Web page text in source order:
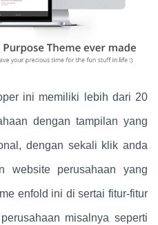
ini memiliki lebih dari 20
dengan tampilan yang
dengan sekali klik anda
website perusahaan yang
enfold ini di sertai fitur-fitur
misalnya seperti